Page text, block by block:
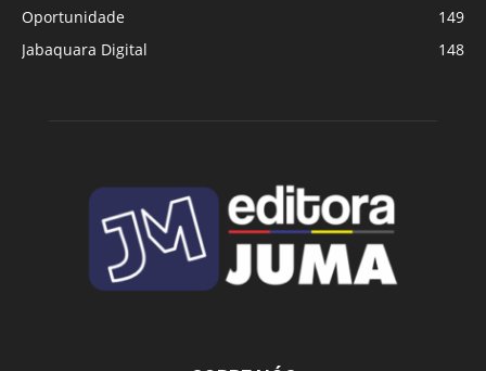
Oportunidade
149
Jabaquara Digital
148